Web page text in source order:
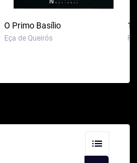
O Primo Basílio
Eça de Queirós